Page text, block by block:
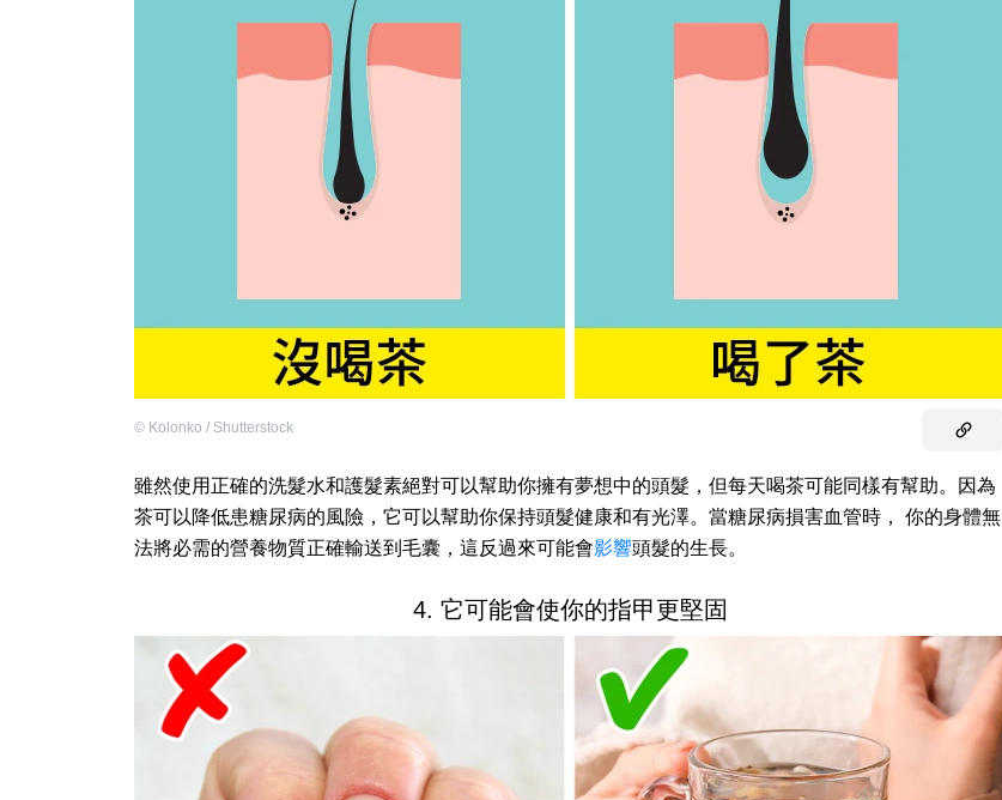
© Kolonko / Shutterstock
雖然使用正確的洗髮水和護髮素絕對可以幫助你擁有夢想中的頭髮，但每天喝茶可能同樣有幫助。因為
茶可以降低患糖尿病的風險，它可以幫助你保持頭髮健康和有光澤。當糖尿病損害血管時， 你的身體無
法將必需的營養物質正確輸送到毛囊，這反過來可能會影響頭髮的生長。
4. 它可能會使你的指甲更堅固